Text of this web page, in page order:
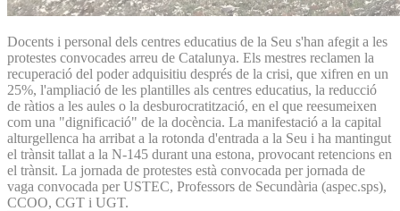
Docents i personal dels centres educatius de la Seu s'han afegit a les
protestes convocades arreu de Catalunya. Els mestres reclamen la
recuperació del poder adquisitiu després de la crisi, que xifren en un
25%, l'ampliació de les plantilles als centres educatius, la reducció
de ràtios a les aules o la desburocratització, en el que reesumeixen
com una "dignificació" de la docència. La manifestació a la capital
alturgellenca ha arribat a la rotonda d'entrada a la Seu i ha mantingut
el trànsit tallat a la N-145 durant una estona, provocant retencions en
el trànsit. La jornada de protestes està convocada per jornada de
vaga convocada per USTEC, Professors de Secundària (aspec.sps),
CCOO, CGT i UGT.